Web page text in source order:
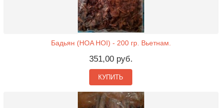
Бадьян (HOA HOI) - 200 гр. Вьетнам.
351,00 руб.
КУПИТЬ